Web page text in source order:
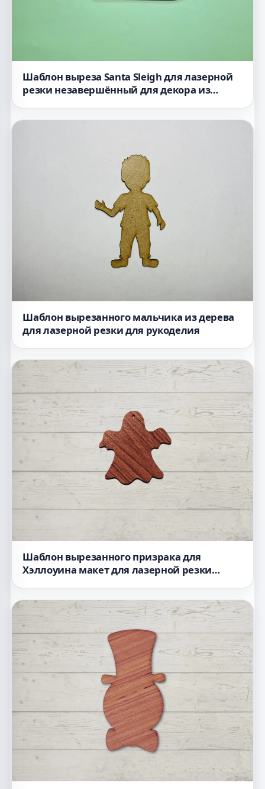
Шаблон выреза Santa Sleigh для лазерной
резки незавершённый для декора из
Шаблон вырезанного мальчика из дерева
для лазерной резки для рукоделия
Шаблон вырезанного призрака для
Хэллоуина макет для лазерной резки